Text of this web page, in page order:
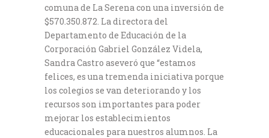
comuna de La Serena con una inversión de
$570.350.872. La directora del
Departamento de Educación de la
Corporación Gabriel González Videla,
Sandra Castro aseveró que “estamos
felices, es una tremenda iniciativa porque
los colegios se van deteriorando y los
recursos son importantes para poder
mejorar los establecimientos
educacionales para nuestros alumnos. La